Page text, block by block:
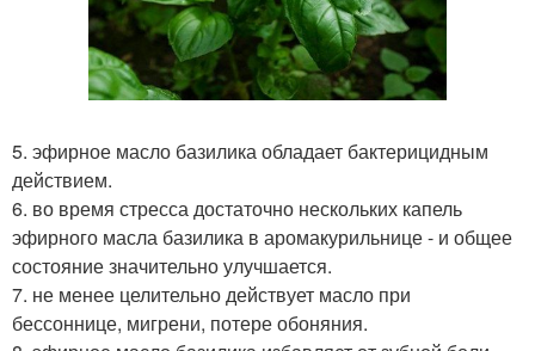
5. эфирное масло базилика обладает бактерицидным
действием.
6. во время стресса достаточно нескольких капель
эфирного масла базилика в аромакурильнице - и общее
состояние значительно улучшается.
7. не менее целительно действует масло при
бессоннице, мигрени, потере обоняния.